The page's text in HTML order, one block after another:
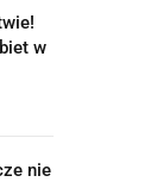
w
nie